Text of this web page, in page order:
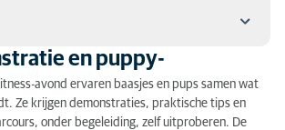
en puppy-parcours
als basis voor een gezonde pup
en puppy-
avond ervaren baasjes en pups samen wat
Ze krijgen demonstraties, praktische tips en
onder begeleiding, zelf uitproberen. De